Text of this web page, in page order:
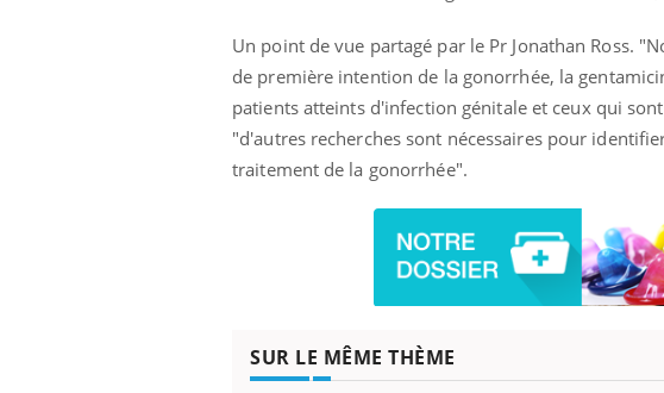
Un point de vue partagé par le Pr Jonathan Ross.
de première intention de la gonorrhée, la
patients atteints d'infection génitale et ceux qui
"d'autres recherches sont nécessaires pour
traitement de la gonorrhée".
SUR LE MÊME THÈME